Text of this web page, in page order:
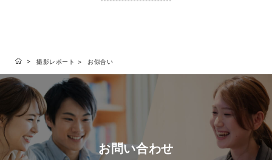
撮影レポート お似合い
お問い合わせ